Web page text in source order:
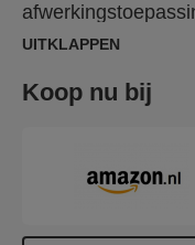
vereisen, zoals
UITKLAPPEN
Koop nu bij